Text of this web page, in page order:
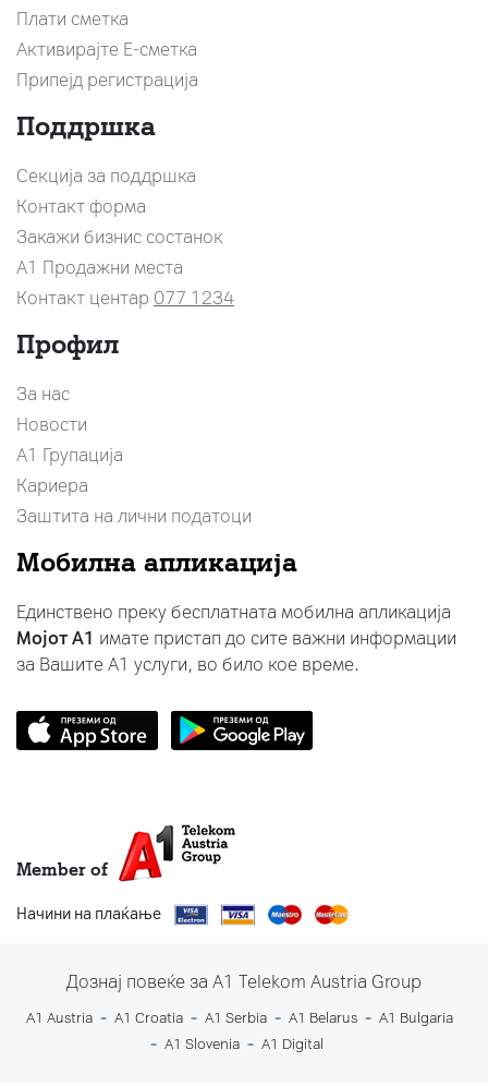
Плати сметка
Активирајте Е-сметка
Припејд регистрација
Поддршка
Секција за поддршка
Контакт форма
Закажи бизнис состанок
A1 Продажни места
Контакт центар 077 1234
Профил
За нас
Новости
А1 Групација
Кариера
Заштита на лични податоци
Мобилна апликација
Единствено преку бесплатната мобилна апликација
Мојот A1 имате пристап до сите важни информации
за Вашите A1 услуги, во било кое време.
Member of
Начини на плаќање
Дознај повеќе за A1 Telekom Austria Group
A1 Austria A1 Croatia A1 Serbia A1 Belarus
A1 Bulgaria
A1 Slovenia
A1 Digital